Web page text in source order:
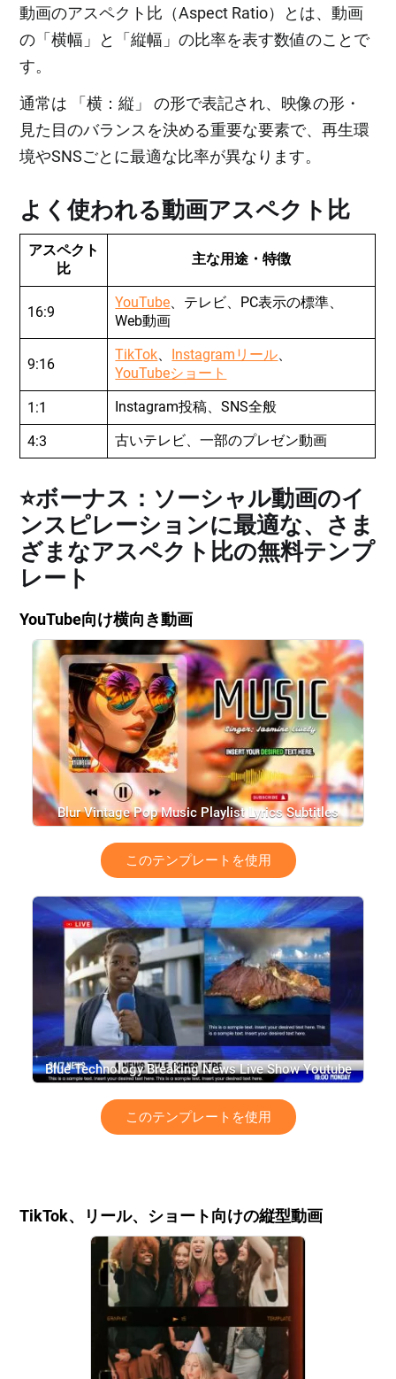
動画のアスペクト比（Aspect Ratio）とは、動画
の「横幅」と「縦幅」の比率を表す数値のことで
す。
通常は 「横：縦」 の形で表記され、映像の形・
見た目のバランスを決める重要な要素で、再生環
境やSNSごとに最適な比率が異なります。
よく使われる動画アスペクト比
アスペクト
比
主な用途・特徴
16:9
YouTube、テレビ、PC表示の標準、
Web動画
9:16
TikTok、 Instagramリール、
YouTubeショート
1:1 Instagram投稿、SNS全般
4:3 古いテレビ、一部のプレゼン動画
⭐ボーナス：ソーシャル動画のイ
ンスピレーションに最適な、さま
ざまなアスペクト比の無料テンプ
レート
YouTube向け横向き動画
Blur Vintage Pop Music Playlist Lyrics Subtitles
Youtube Channel Intro Outro
このテンプレートを使用
Blue Technology Breaking News Live Show Youtube
Intro Outro
このテンプレートを使用
TikTok、リール、ショート向けの縦型動画